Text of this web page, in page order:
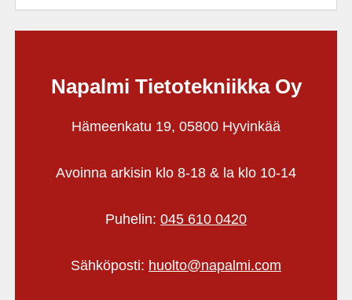
Napalmi Tietotekniikka Oy
Hämeenkatu 19, 05800 Hyvinkää
Avoinna arkisin klo 8-18 & la klo 10-14
Puhelin: 045 610 0420
Sähköposti: huolto@napalmi.com